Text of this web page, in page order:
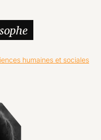
humaines et sociales